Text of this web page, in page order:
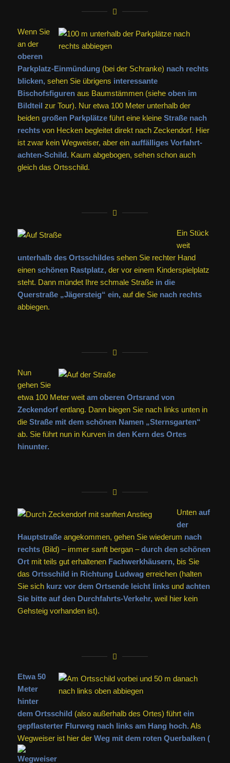
Wenn Sie
an der
oberen
Parkplatz-Einmündung (bei der Schranke) nach rechts
blicken,sehen Sie übrigens interessante
Bischofsfigurenaus Baumstämmen (siehe oben im
Bildteil zur Tour). Nur etwa 100 Meter unterhalb der
beiden großen Parkplätze führt eine kleine Straße nach
rechtsvon Hecken begleitet direkt nach Zeckendorf. Hier
ist zwar kein Wegweiser, aber einauffälliges Vorfahrt-
achten-Schild. Kaum abgebogen, sehen schon auch
gleich das Ortsschild.
Ein Stück
weit
unterhalb des Ortsschildessehen Sie rechter Hand
einen schönen Rastplatz,der vor einem Kinderspielplatz
steht. Dann mündet Ihre schmale Straße in die
Querstraße „Jägersteig“ ein,auf die Sie nach rechts
abbiegen.
Nun
gehen Sie
etwa 100 Meter weit am oberen Ortsrand von
Zeckendorfentlang. Dann biegen Sie nach links unten in
die Straße mit dem schönen Namen „Sternsgarten“
ab. Sie führt nun in Kurven in den Kern des Ortes
hinunter.
Unten auf
der
Hauptstraßeangekommen, gehen Sie wiederum nach
rechts(Bild) – immer sanft bergan –durch den schönen
Ortmit teils gut erhaltenen Fachwerkhäusern,bis Sie
das Ortsschild in Richtung Ludwag erreichen (halten
Sie sich kurz vor dem Ortsende leicht linksund achten
Sie bitte auf den Durchfahrts-Verkehr,weil hier kein
Gehsteig vorhanden ist).
Etwa 50
Meter
hinter
dem Ortsschild (also außerhalb des Ortes) führtein
gepflasterter Flurweg nach links am Hang hoch. Als
Wegweiser ist hier der Weg mit dem roten Querbalken (